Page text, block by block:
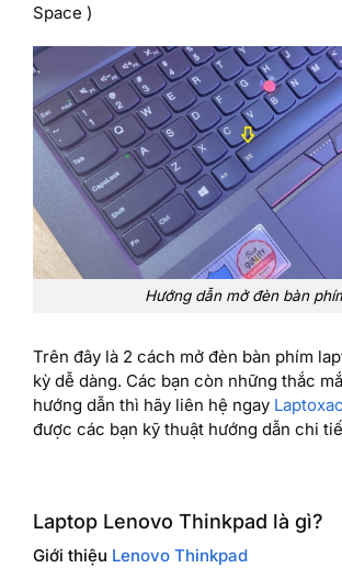
Space )
Hướng dẫn mở đèn bàn
Trên đây là 2 cách mở đèn bàn phím
kỳ dễ dàng. Các bạn còn những thắc
hướng dẫn thì hãy liên hệ ngay
được các bạn kỹ thuật hướng dẫn chi
Laptop Lenovo Thinkpad là gì?
Giới thiệu Lenovo Thinkpad